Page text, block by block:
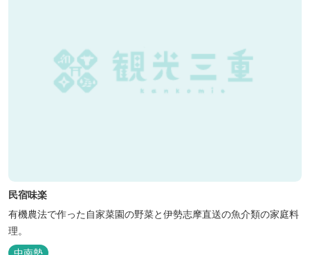
民宿味楽
有機農法で作った自家菜園の野菜と伊勢志摩直送の魚介類の家庭料
理。